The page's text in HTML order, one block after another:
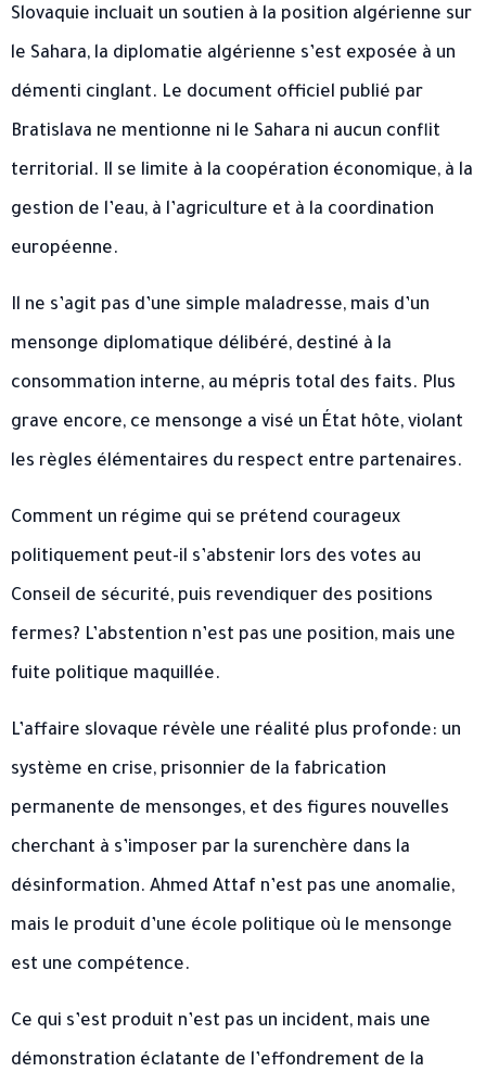
Slovaquie incluait un soutien à la position algérienne sur
le Sahara, la diplomatie algérienne s’est exposée à un
démenti cinglant. Le document officiel publié par
Bratislava ne mentionne ni le Sahara ni aucun conflit
territorial. Il se limite à la coopération économique, à la
gestion de l’eau, à l’agriculture et à la coordination
européenne.
Il ne s’agit pas d’une simple maladresse, mais d’un
mensonge diplomatique délibéré, destiné à la
consommation interne, au mépris total des faits. Plus
grave encore, ce mensonge a visé un État hôte, violant
les règles élémentaires du respect entre partenaires.
Comment un régime qui se prétend courageux
politiquement peut-il s’abstenir lors des votes au
Conseil de sécurité, puis revendiquer des positions
fermes? L’abstention n’est pas une position, mais une
fuite politique maquillée.
L’affaire slovaque révèle une réalité plus profonde: un
système en crise, prisonnier de la fabrication
permanente de mensonges, et des figures nouvelles
cherchant à s’imposer par la surenchère dans la
désinformation. Ahmed Attaf n’est pas une anomalie,
mais le produit d’une école politique où le mensonge
est une compétence.
Ce qui s’est produit n’est pas un incident, mais une
démonstration éclatante de l’effondrement de la